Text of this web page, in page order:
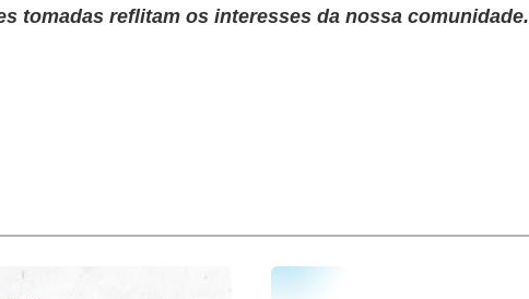
tomadas reflitam os interesses da nossa comunidade.